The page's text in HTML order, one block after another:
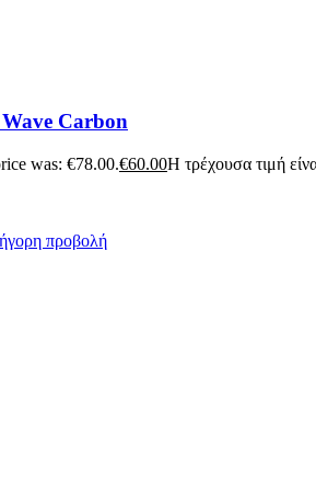
Carbon
was: €78.00.€60.00Η τρέχουσα τιμή
προβολή